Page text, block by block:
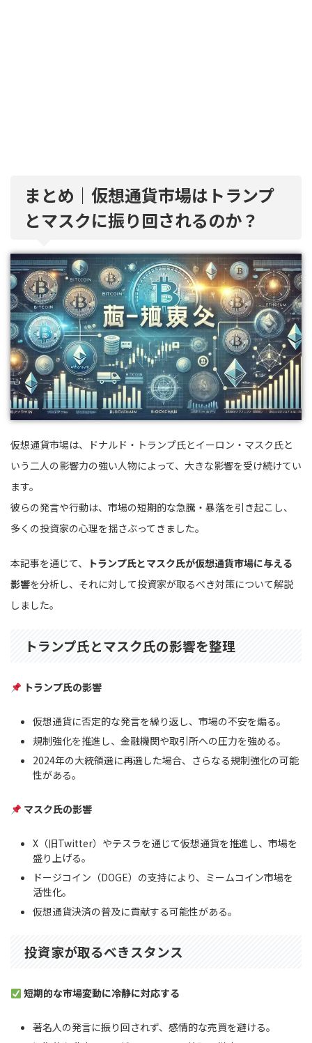
まとめ｜仮想通貨市場はトランプ
とマスクに振り回されるのか？
仮想通貨市場は、ドナルド・トランプ氏とイーロン・マスク氏と
いう二人の影響力の強い人物によって、大きな影響を受け続けてい
ます。
彼らの発言や行動は、市場の短期的な急騰・暴落を引き起こし、
多くの投資家の心理を揺さぶってきました。
本記事を通じて、
トランプ氏とマスク氏が仮想通貨市場に与える
影響を分析し、それに対して投資家が取るべき対策について解説
しました。
トランプ氏とマスク氏の影響を整理
トランプ氏の影響
仮想通貨に否定的な発言を繰り返し、市場の不安を煽る。
規制強化を推進し、金融機関や取引所への圧力を強める。
2024年の大統領選に再選した場合、さらなる規制強化の可能
性がある。
マスク氏の影響
X（旧Twitter）やテスラを通じて仮想通貨を推進し、市場を
盛り上げる。
ドージコイン（DOGE）の支持により、ミームコイン市場を
活性化。
仮想通貨決済の普及に貢献する可能性がある。
投資家が取るべきスタンス
短期的な市場変動に冷静に対応する
著名人の発言に振り回されず、感情的な売買を避ける。